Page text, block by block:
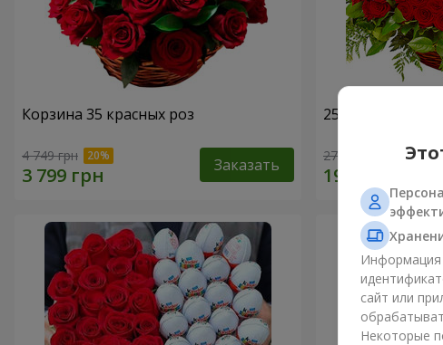
Корзина 35 красных роз
4 749 грн Заказать
251 красная роза
27 427 грн
Информация
сайт или
Некоторые